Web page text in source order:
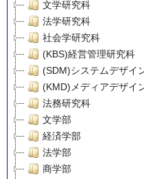
文学研究科
法学研究科
社会学研究科
(KBS)経営管理研究科
(SDM)システムデザイ
(KMD)メディアデザイ
法務研究科
文学部
経済学部
法学部
商学部